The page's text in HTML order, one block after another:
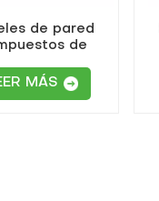
de pared
de
para
exteriores
MÁS